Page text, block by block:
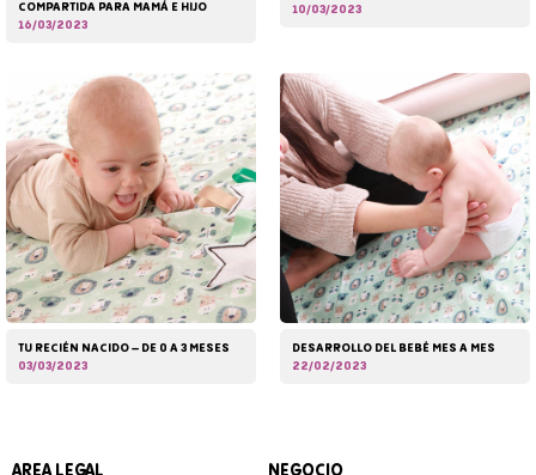
COMPARTIDA PARA MAMÁ E HIJO
16/03/2023
10/03/2023
TU RECIÉN NACIDO – DE 0 A 3 MESES
03/03/2023
DESARROLLO DEL BEBÉ MES A MES
22/02/2023